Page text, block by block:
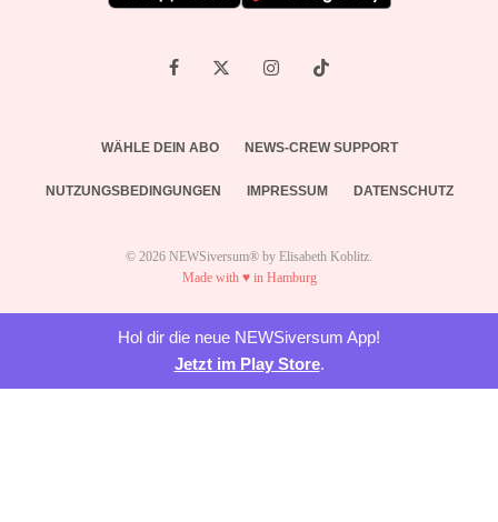
WÄHLE DEIN ABO NEWS-CREW SUPPORT
NUTZUNGSBEDINGUNGEN IMPRESSUM DATENSCHUTZ
© 2026 NEWSiversum® by Elisabeth Koblitz.
Made with ♥ in Hamburg
Hol dir die neue NEWSiversum App!
Jetzt im Play Store.